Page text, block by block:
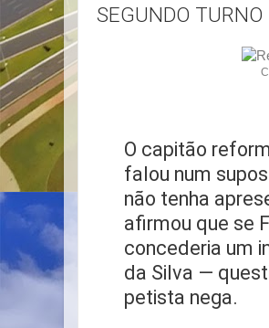
SEGUNDO TURNO
O capitão
falou num
não tenha
afirmou que se
concederia um
da Silva —
petista nega.